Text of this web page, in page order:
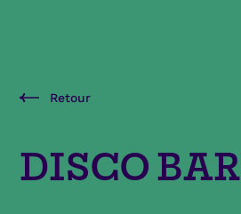
Retour
DISCO BAR